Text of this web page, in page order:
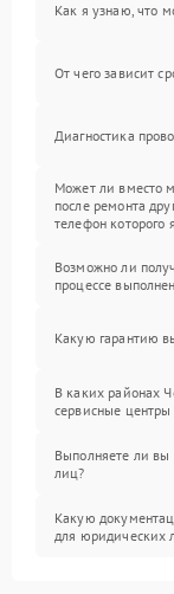
Как я узнаю, что
От чего зависит
Диагностика
Может ли вместо
после ремонта
телефон которого
Возможно ли
процессе
Какую гарантию
В каких районах
сервисные центры
Выполняете ли
лиц?
Какую
для юридических